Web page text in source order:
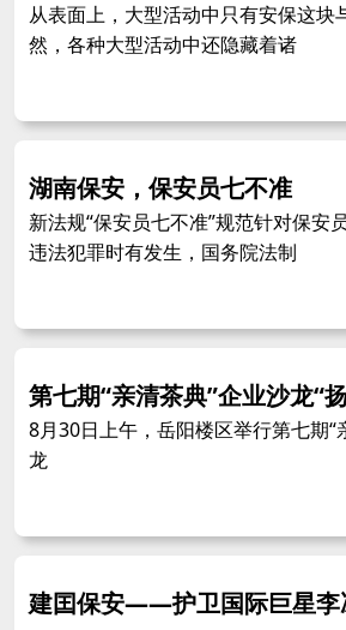
从表面上，大型活动中只有安保这块
然，各种大型活动中还隐藏着诸
湖南保安，保安员七不准
新法规“保安员七不准”规范针对保安
违法犯罪时有发生，国务院法制
第七期“亲清茶典”企业沙龙“
8月30日上午，岳阳楼区举行第七期“
龙
建囯保安——护卫国际巨星李